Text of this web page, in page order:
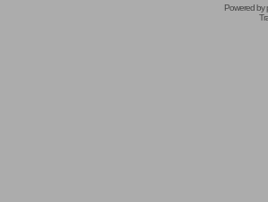
Powered by